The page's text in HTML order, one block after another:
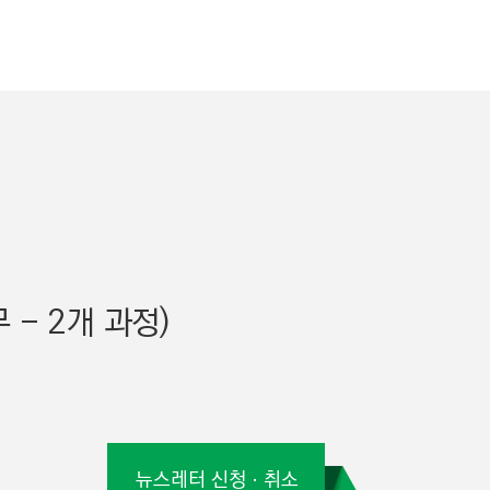
- 2개 과정)
뉴스레터 신청ㆍ취소